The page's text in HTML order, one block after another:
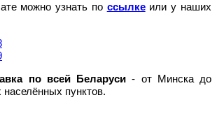
можно узнать по ссылкеили у наших
по всей Беларуси - от Минска до
пунктов.